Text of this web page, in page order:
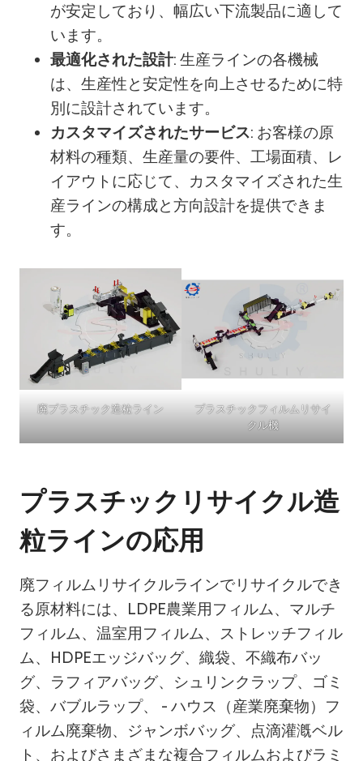
が安定しており、幅広い下流製品に適して
います。
最適化された設計: 生産ラインの各機械
は、生産性と安定性を向上させるために特
別に設計されています。
カスタマイズされたサービス: お客様の原
材料の種類、生産量の要件、工場面積、レ
イアウトに応じて、カスタマイズされた生
産ラインの構成と方向設計を提供できま
す。
廃プラスチック造粒ライン
プラスチックフィルムリサイ
クル機
プラスチックリサイクル造
粒ラインの応用
廃フィルムリサイクルラインでリサイクルでき
る原材料には、LDPE農業用フィルム、マルチ
フィルム、温室用フィルム、ストレッチフィル
ム、HDPEエッジバッグ、織袋、不織布バッ
グ、ラフィアバッグ、シュリンクラップ、ゴミ
袋、バブルラップ、 - ハウス（産業廃棄物）フ
ィルム廃棄物、ジャンボバッグ、点滴灌漑ベル
ト、およびさまざまな複合フィルムおよびラミ